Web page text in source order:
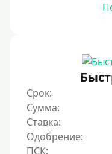
Для иностранных
Для иностранных
Для граждан СНГ
Сумма (рублей)
100 руб
Срок:
Сумма:
Ставка:
Одобрение: